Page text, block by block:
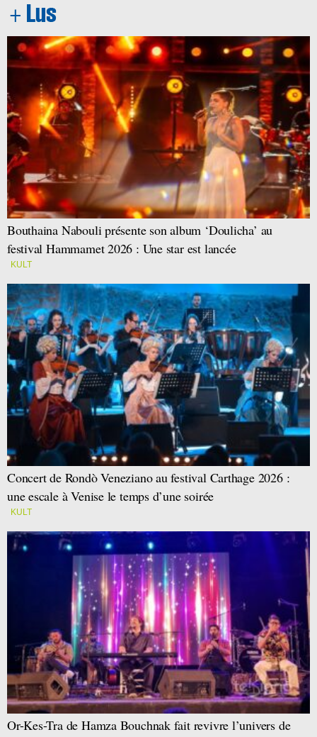
Bouthaina Nabouli présente son album ‘Doulicha’ au
festival Hammamet 2026 : Une star est lancée
KULT
Concert de Rondò Veneziano au festival Carthage 2026 :
une escale à Venise le temps d’une soirée
KULT
Or-Kes-Tra de Hamza Bouchnak fait revivre l’univers de